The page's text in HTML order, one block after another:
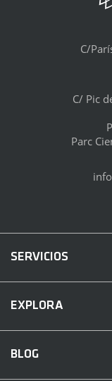
C/
C/ Pic
Parc
SERVICIOS
EXPLORA
BLOG